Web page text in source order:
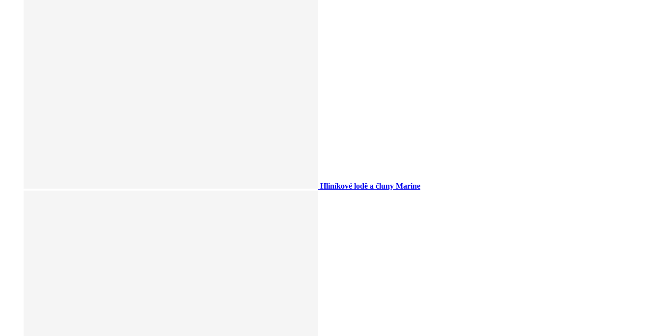
Hliníkové lodě a čluny Marine